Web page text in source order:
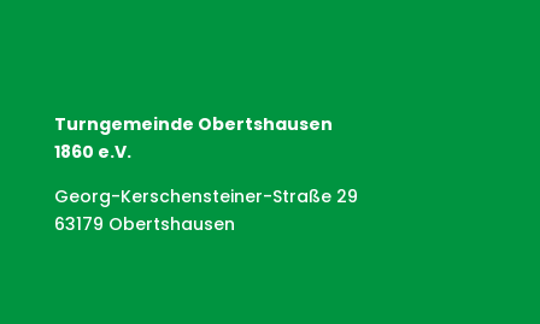
Turngemeinde Obertshausen
1860 e.V.
Georg-Kerschensteiner-Straße 29
63179 Obertshausen